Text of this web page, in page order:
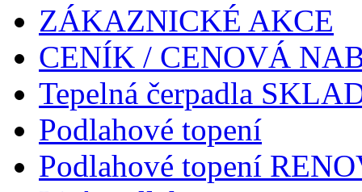
ZÁKAZNICKÉ AKCE
CENÍK / CENOVÁ
Tepelná čerpadla
Podlahové topení
Podlahové topení